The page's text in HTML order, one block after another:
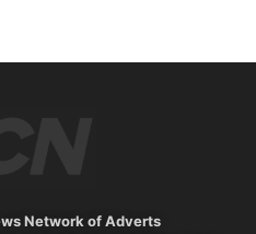
Network of Adverts